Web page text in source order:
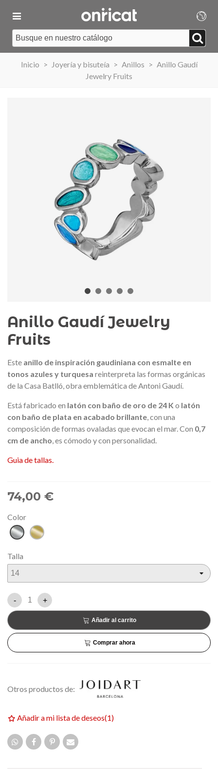
Inicio > Joyería y bisuteía > Anillos > Anillo Gaudí
Jewelry Fruits
Anillo Gaudí Jewelry
Fruits
Este anillo de inspiración gaudiniana con esmalte en
tonos azules y turquesa reinterpreta las formas orgánicas
de la Casa Batlló, obra emblemática deAntoni Gaudí.
Está fabricado en latón con baño de oro de 24 K o latón
con baño de plata en acabado brillante, con una
composición de formas ovaladas que evocan el mar. Con 0,7
cm de ancho, es cómodo y con personalidad.
Guia de tallas.
74,00 €
Color
Plata
Dorado
Talla
- +
Añadir al carrito
Comprar ahora
Otros productos de:
Añadir a mi lista de deseos(1)
conmemorativa Gaudí 2026
– Edición limitada
NUEVO